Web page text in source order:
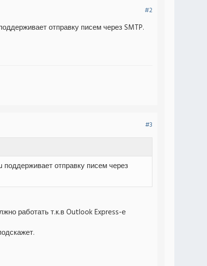
#2
отправку писем через SMTP.
#3
отправку писем через
работать т.к.в Outlook Express-е